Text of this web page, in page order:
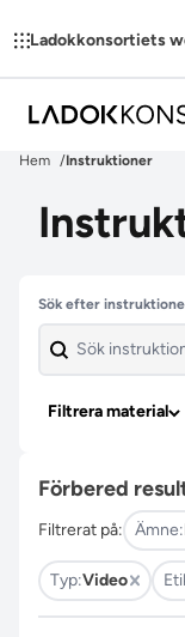
Ladokkonsortiets
Hem
Instruktioner
Hoppa över filter
Sök efter
Filtrera material
Förbered
Filtrerat på: Ämne:
Typ:Video